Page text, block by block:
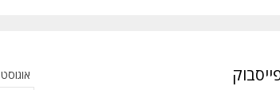
אוגוסט 2026